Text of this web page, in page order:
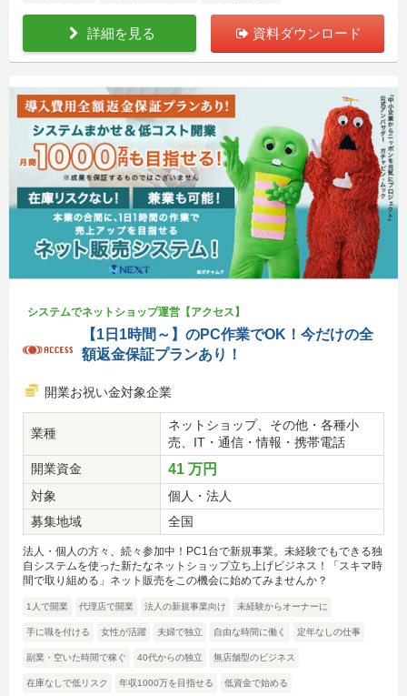
詳細を見る 資料ダウンロード
システムでネットショップ運営【アクセス】
【1日1時間～】のPC作業でOK！今だけの全
額返金保証プランあり！
開業お祝い金対象企業
業種
ネットショップ、その他・各種小
売、IT・通信・情報・携帯電話
開業資金
41 万円
対象
個人・法人
募集地域
全国
法人・個人の方々、続々参加中！PC1台で新規事業。未経験でもできる独
自システムを使った新たなネットショップ立ち上げビジネス！「スキマ時
間で取り組める」ネット販売をこの機会に始めてみませんか？
1人で開業 代理店で開業 法人の新規事業向け 未経験からオーナーに
手に職を付ける 女性が活躍 夫婦で独立 自由な時間に働く 定年なしの仕事
副業・空いた時間で稼ぐ 40代からの独立 無店舗型のビジネス
在庫なしで低リスク 年収1000万を目指せる 低資金で始める